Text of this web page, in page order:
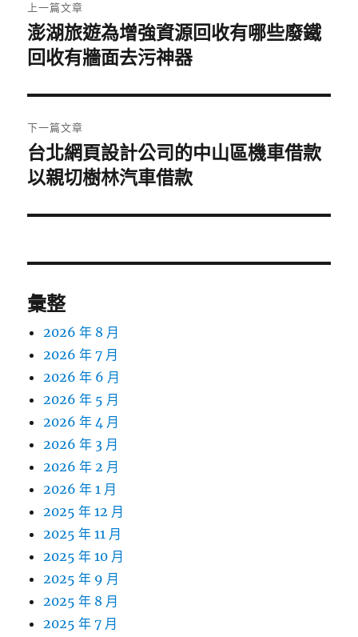
章
導
覽
上一篇文章
上
一
文
章:
澎湖旅遊為增強資源回收有哪些廢鐵
回收有牆面去污神器
下一篇文章
下
一
文
台北網頁設計公司的中山區機車借款
以親切樹林汽車借款
彙整
2026 年 8 月
2026 年 7 月
2026 年 6 月
2026 年 5 月
2026 年 4 月
2026 年 3 月
2026 年 2 月
2026 年 1 月
2025 年 12 月
2025 年 11 月
2025 年 10 月
2025 年 9 月
2025 年 8 月
2025 年 7 月